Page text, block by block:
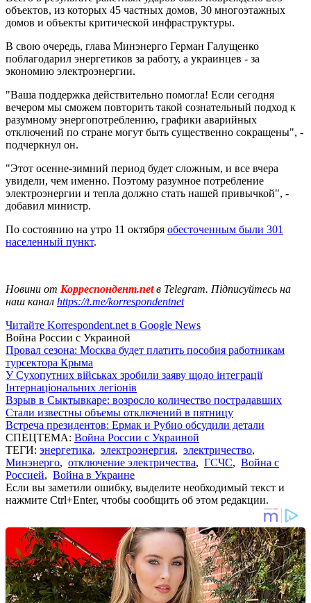
объектов, из которых 45 частных домов, 30 многоэтажных
домов и объекты критической инфраструктуры.
В свою очередь, глава Минэнерго Герман Галущенко
поблагодарил энергетиков за работу, а украинцев - за
экономию электроэнергии.
"Ваша поддержка действительно помогла! Если сегодня
вечером мы сможем повторить такой сознательный подход к
разумному энергопотреблению, графики аварийных
отключений по стране могут быть существенно сокращены", -
подчеркнул он.
"Этот осенне-зимний период будет сложным, и все вчера
увидели, чем именно. Поэтому разумное потребление
электроэнергии и тепла должно стать нашей привычкой", -
добавил министр.
По состоянию на утро 11 октября обесточенным были 301
населенный пункт.
Новини от Корреспондент.netв Telegram. Підписуйтесь на
наш канал https://t.me/korrespondentnet
Читайте Korrespondent.net в Google News
Война России с Украиной
Провал сезона: Москва будет платить пособия работникам
турсектора Крыма
У Сухопутних військах зробили заяву щодо інтеграції
Інтернаціональних легіонів
Взрыв в Сыктывкаре: возросло количество пострадавших
Стали известны объемы отключений в пятницу
Встреча президентов: Ермак и Рубио обсудили детали
СПЕЦТЕМА: Война России с Украиной
ТЕГИ: энергетика, электроэнергия, электричество,
Минэнерго, отключение электричества, ГСЧС, Война с
Россией, Война в Украине
Если вы заметили ошибку, выделите необходимый текст и
нажмите Ctrl+Enter, чтобы сообщить об этом редакции.